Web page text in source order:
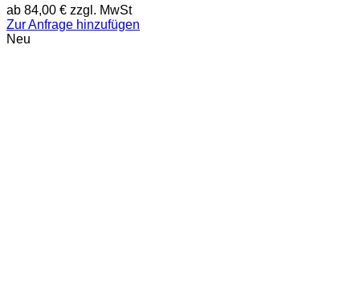
ab 84,00 € zzgl. MwSt
Zur Anfrage hinzufügen
Neu